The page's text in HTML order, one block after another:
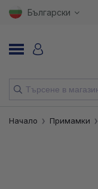
Български
НОВИ
Начало Примамки